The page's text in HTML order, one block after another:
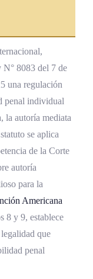
N° 8083 del 7 de
una regulación
penal individual
la autoría mediata
se aplica
de la Corte
autoría
para la
Americana
8 y 9, establece
que
penal